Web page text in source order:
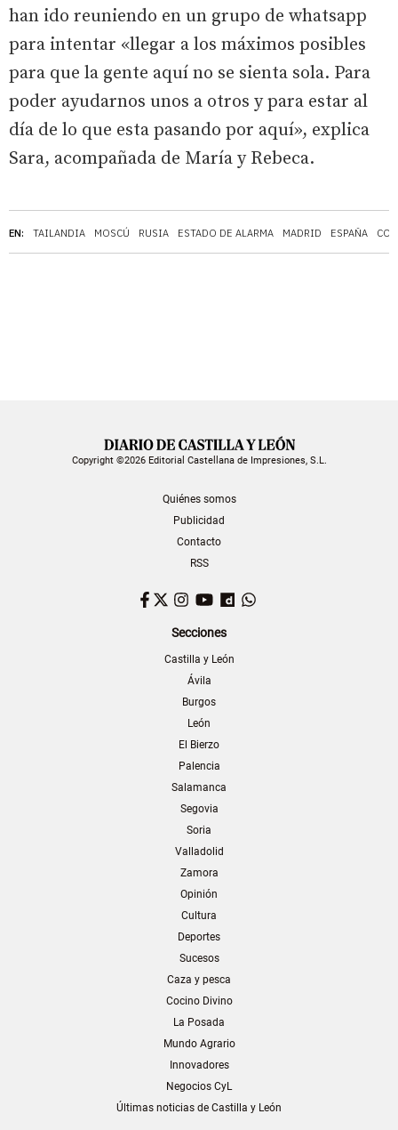
EN: TAILANDIA MOSCÚ RUSIA ESTADO DE ALARMA MADRID ESPAÑA
han ido reuniendo en un grupo de whatsapp
para intentar «llegar a los máximos posibles
para que la gente aquí no se sienta sola. Para
poder ayudarnos unos a otros y para estar al
día de lo que esta pasando por aquí», explica
Sara, acompañada de María y Rebeca.
Copyright ©2026 Editorial Castellana de Impresiones, S.L.
Quiénes somos
Publicidad
Contacto
RSS
Facebook
TwitterInstagram
YouTubeDailymotion
Secciones
Castilla y León
Ávila
Burgos
León
El Bierzo
Palencia
Salamanca
Segovia
Soria
Valladolid
Zamora
Opinión
Cultura
Deportes
Sucesos
Caza y pesca
Cocino Divino
La Posada
Mundo Agrario
Innovadores
Negocios CyL
Últimas noticias de Castilla y León